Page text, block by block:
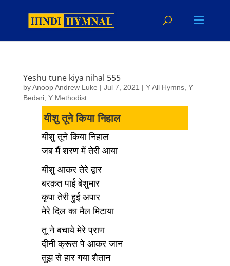
Yeshu tune kiya nihal 555
byAnoop Andrew Luke | Jul 7, 2021 | Y All Hymns, Y
Bedari, Y Methodist
यीशु तूने किया निहाल
यीशु तूने किया निहाल
जब मैं शरण में तेरी आया
यीशु आकर तेरे द्वार
बरक़त पाई बेशुमार
कृपा तेरी हुई अपार
मेरे दिल का मैल मिटाया
तू ने बचाये मेरे प्राण
दीनी क्रूस पे आकर जान
तुझ से हार गया शैतान